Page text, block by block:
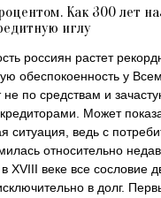
Как 300 лет
иглу
россиян растет
обеспокоенность у
по средствам и
Может
ситуация, ведь с
относительно
XVIII веке все сословие
в долг.